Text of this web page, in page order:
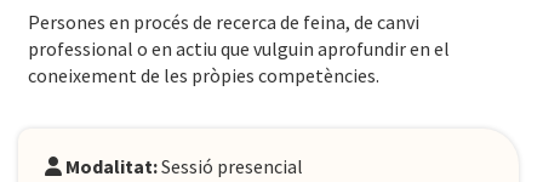
Persones en procés de recerca de feina, de canvi
professional o en actiu que vulguin aprofundir en el
coneixement de les pròpies competències.
Modalitat:Sessió presencial